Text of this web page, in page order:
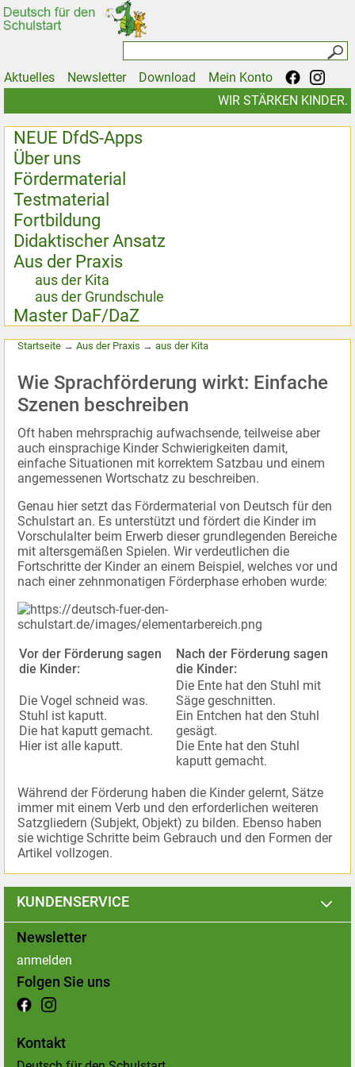
Aktuelles Newsletter Download
Mein Konto
WIR STÄRKEN KINDER.
NEUE DfdS-Apps
Über uns
Fördermaterial
Testmaterial
Fortbildung
Didaktischer Ansatz
Aus der Praxis
aus der Kita
aus der Grundschule
Master DaF/DaZ
Startseite → Aus der Praxis → aus der Kita
Wie Sprachförderung wirkt: Einfache
Szenen beschreiben
Oft haben mehrsprachig aufwachsende, teilweise aber
auch einsprachige Kinder Schwierigkeiten damit,
einfache Situationen mit korrektem Satzbau und einem
angemessenen Wortschatz zu beschreiben.
Genau hier setzt das Fördermaterial von Deutsch für den
Schulstart an. Es unterstützt und fördert die Kinder im
Vorschulalter beim Erwerb dieser grundlegenden Bereiche
mit altersgemäßen Spielen. Wir verdeutlichen die
Fortschritte der Kinder an einem Beispiel, welches vor und
nach einer zehnmonatigen Förderphase erhoben wurde:
Vor der Förderung sagen
die Kinder:
Nach der Förderung sagen
die Kinder:
Die Vogel schneid was.
Stuhl ist kaputt.
Die hat kaputt gemacht.
Hier ist alle kaputt.
Die Ente hat den Stuhl mit
Säge geschnitten.
Ein Entchen hat den Stuhl
gesägt.
Die Ente hat den Stuhl
kaputt gemacht.
Während der Förderung haben die Kinder gelernt, Sätze
immer mit einem Verb und den erforderlichen weiteren
Satzgliedern (Subjekt, Objekt) zu bilden. Ebenso haben
sie wichtige Schritte beim Gebrauch und den Formen der
Artikel vollzogen.
KUNDENSERVICE
Newsletter
anmelden
Folgen Sie uns
Kontakt